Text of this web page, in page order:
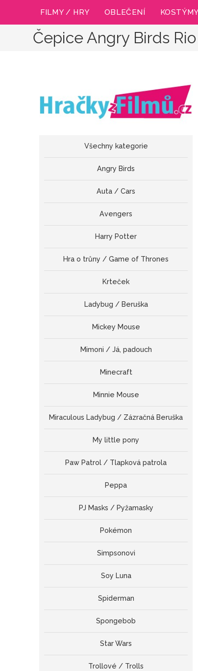
FILMY / HRY OBLEČENÍ KOSTÝMY
Čepice Angry Birds
Všechny kategorie
Angry Birds
Auta / Cars
Avengers
Harry Potter
Hra o trůny / Game of Thrones
Krteček
Ladybug / Beruška
Mickey Mouse
Mimoni / Já, padouch
Minecraft
Minnie Mouse
Miraculous Ladybug / Zázračná Beruška
My little pony
Paw Patrol / Tlapková patrola
Peppa
PJ Masks / Pyžamasky
Pokémon
Simpsonovi
Soy Luna
Spiderman
Spongebob
Star Wars
Trollové / Trolls